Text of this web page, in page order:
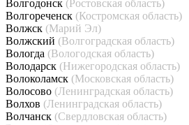
Волгодонск (Ростовская область)
Волгореченск (Костромская область)
Волжск (Марий Эл)
Волжский (Волгоградская область)
Вологда (Вологодская область)
Володарск (Нижегородская область)
Волоколамск (Московская область)
Волосово (Ленинградская область)
Волхов (Ленинградская область)
Волчанск (Свердловская область)